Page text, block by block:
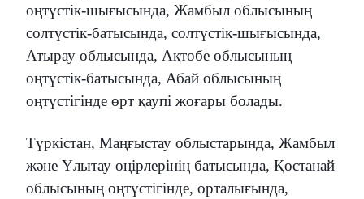
оңтүстік-шығысында, Жамбыл облысының
солтүстік-батысында, солтүстік-шығысында,
Атырау облысында, Ақтөбе облысының
оңтүстік-батысында, Абай облысының
оңтүстігінде өрт қаупі жоғары болады.
Түркістан, Маңғыстау облыстарында, Жамбыл
және Ұлытау өңірлерінің батысында, Қостанай
облысының оңтүстігінде, орталығында,